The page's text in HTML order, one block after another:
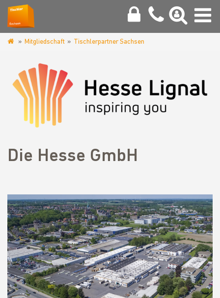
sachsen.de
Mitgliedschaft Tischlerpartner Sachsen
Die Hesse GmbH